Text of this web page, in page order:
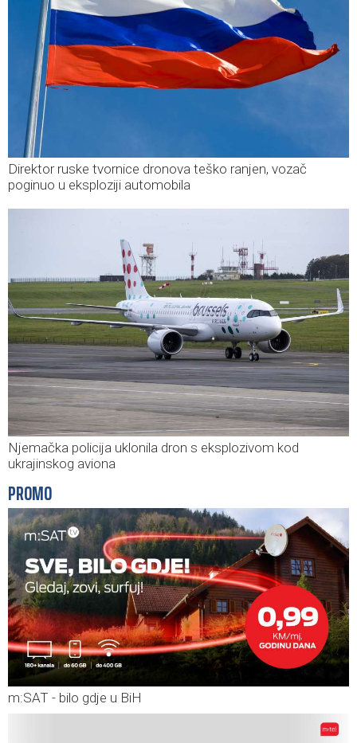
Direktor ruske tvornice dronova teško ranjen, vozač
poginuo u eksploziji automobila
Njemačka policija uklonila dron s eksplozivom kod
ukrajinskog aviona
PROMO
m:SAT - bilo gdje u BiH